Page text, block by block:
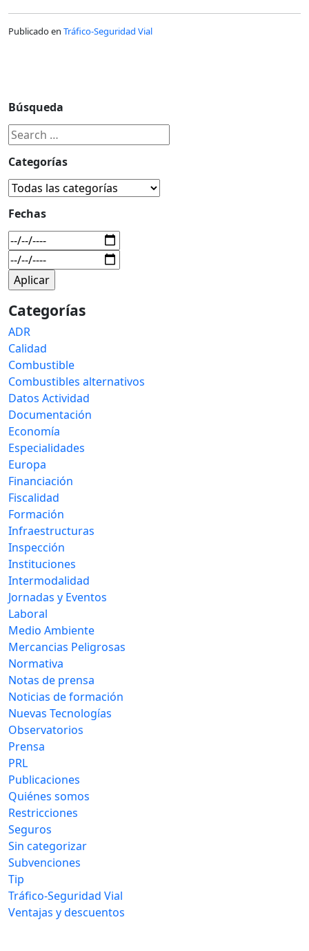
Publicado en Tráfico-Seguridad Vial
Búsqueda
Categorías
Fechas
Categorías
ADR
Calidad
Combustible
Combustibles alternativos
Datos Actividad
Documentación
Economía
Especialidades
Europa
Financiación
Fiscalidad
Formación
Infraestructuras
Inspección
Instituciones
Intermodalidad
Jornadas y Eventos
Laboral
Medio Ambiente
Mercancias Peligrosas
Normativa
Notas de prensa
Noticias de formación
Nuevas Tecnologías
Observatorios
Prensa
PRL
Publicaciones
Quiénes somos
Restricciones
Seguros
Sin categorizar
Subvenciones
Tip
Tráfico-Seguridad Vial
Ventajas y descuentos